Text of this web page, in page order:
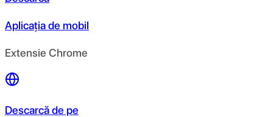
Aplicația de mobil
Extensie Chrome
Descarcă de pe